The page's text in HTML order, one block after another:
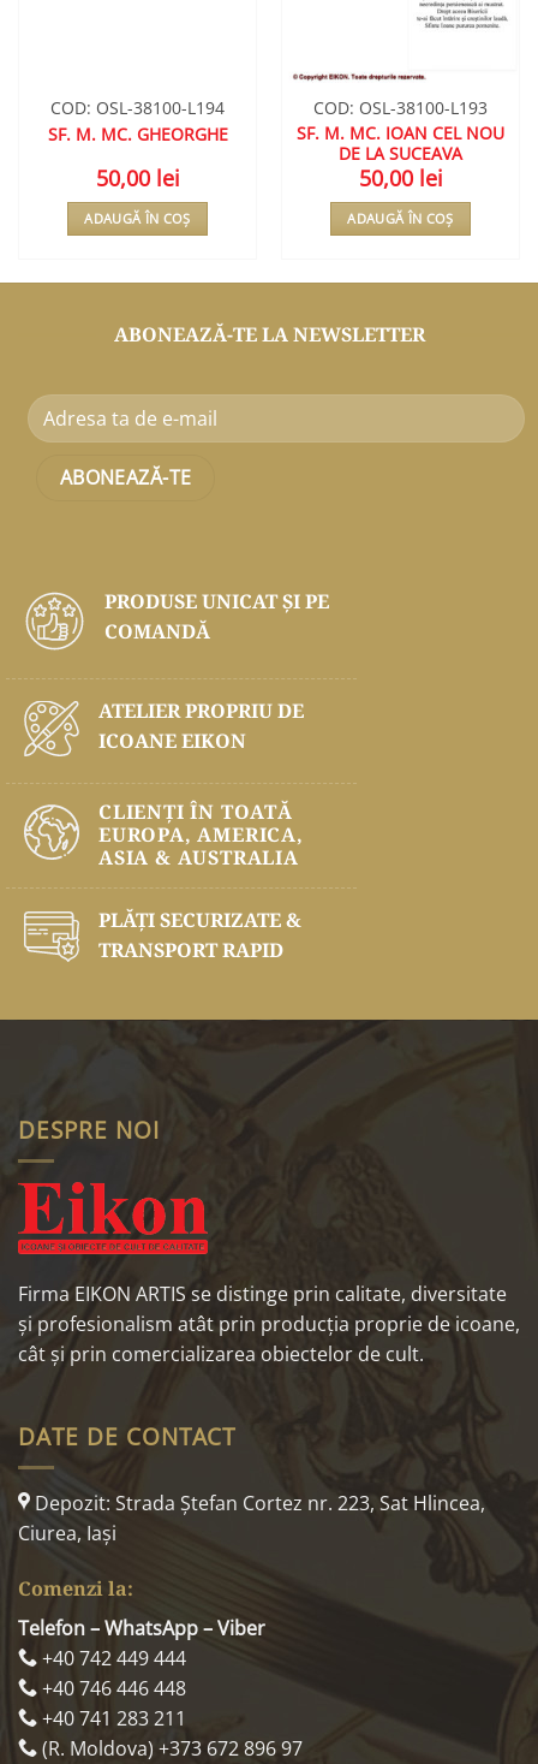
COD: OSL-38100-L194
SF. M. MC. GHEORGHE
50,00 lei
ADAUGĂ ÎN COȘ
COD: OSL-38100-L193
SF. M. MC. IOAN CEL NOU
DE LA SUCEAVA
50,00 lei
ADAUGĂ ÎN COȘ
ABONEAZĂ-TE LA NEWSLETTER
PRODUSE UNICAT ŞI PE
COMANDĂ
ATELIER PROPRIU DE
ICOANE EIKON
CLIENȚI ÎN TOATĂ
EUROPA, AMERICA,
ASIA & AUSTRALIA
PLĂŢI SECURIZATE &
TRANSPORT RAPID
DESPRE NOI
Firma EIKON ARTIS se distinge prin calitate, diversitate
și profesionalism atât prin producția proprie de icoane,
cât și prin comercializarea obiectelor de cult.
DATE DE CONTACT
Depozit: Strada Ştefan Cortez nr. 223, Sat Hlincea,
Ciurea, Iaşi
Comenzi la:
Telefon – WhatsApp – Viber
+40 742 449 444
+40 746 446 448
+40 741 283 211
(R. Moldova) +373 672 896 97